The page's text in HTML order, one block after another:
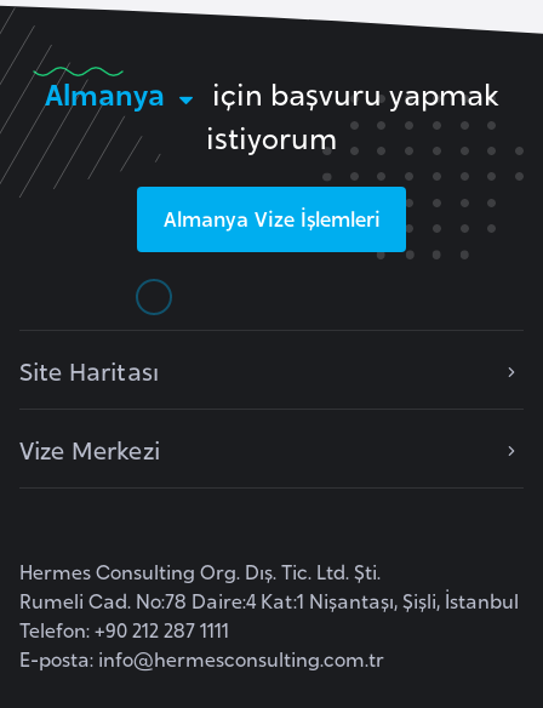
Almanya
için başvuru yapmak
istiyorum
Almanya Vize İşlemleri
Site Haritası
Vize Merkezi
Hermes Consulting Org. Dış. Tic. Ltd. Şti.
Rumeli Cad. No:78 Daire:4 Kat:1 Nişantaşı, Şişli, İstanbul
Telefon: +90 212 287 1111
E-posta: info@hermesconsulting.com.tr
k
n
a
a
C
u
m
h